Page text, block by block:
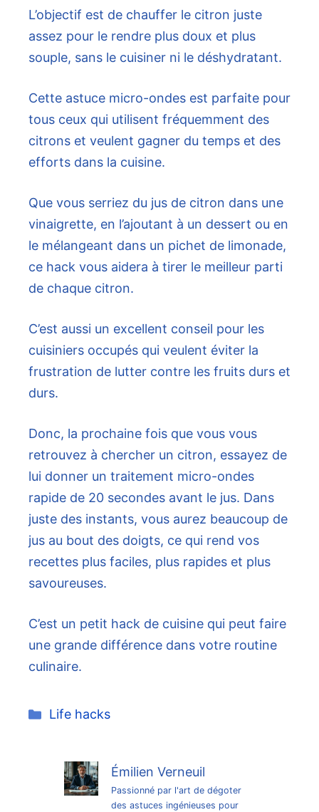
L’objectif est de chauffer le citron juste
assez pour le rendre plus doux et plus
souple, sans le cuisiner ni le déshydratant.
Cette astuce micro-ondes est parfaite pour
tous ceux qui utilisent fréquemment des
citrons et veulent gagner du temps et des
efforts dans la cuisine.
Que vous serriez du jus de citron dans une
vinaigrette, en l’ajoutant à un dessert ou en
le mélangeant dans un pichet de limonade,
ce hack vous aidera à tirer le meilleur parti
de chaque citron.
C’est aussi un excellent conseil pour les
cuisiniers occupés qui veulent éviter la
frustration de lutter contre les fruits durs et
durs.
Donc, la prochaine fois que vous vous
retrouvez à chercher un citron, essayez de
lui donner un traitement micro-ondes
rapide de 20 secondes avant le jus. Dans
juste des instants, vous aurez beaucoup de
jus au bout des doigts, ce qui rend vos
recettes plus faciles, plus rapides et plus
savoureuses.
C’est un petit hack de cuisine qui peut faire
une grande différence dans votre routine
culinaire.
Catégories
Life hacks
Émilien Verneuil
Passionné par l'art de dégoter
des astuces ingénieuses pour